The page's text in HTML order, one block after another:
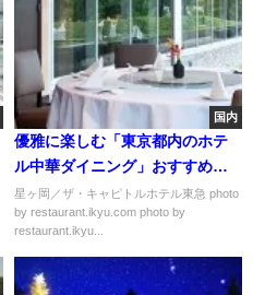
国内
優雅に楽しむ「東京都内のホテ
ル中華ダイニング」おすすめ５
選
星ヶ岡／ザ・キャピトルホテル東急 photo
by restaurant.ikyu.com photo by
restaurant.ikyu...